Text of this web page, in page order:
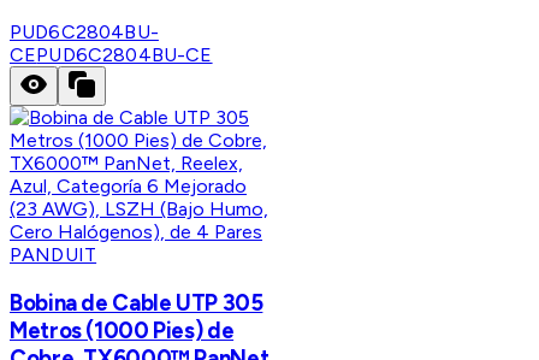
PUD6C2804BU-
CEPUD6C2804BU-CE
PANDUIT
Bobina de Cable UTP 305
Metros (1000 Pies) de